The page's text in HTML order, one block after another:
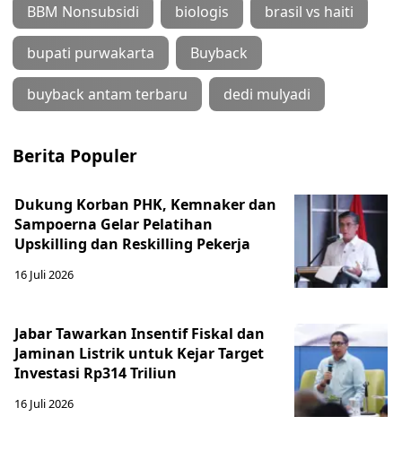
BBM Nonsubsidi biologis brasil vs haiti
bupati purwakarta Buyback
buyback antam terbaru dedi mulyadi
Berita Populer
Dukung Korban PHK, Kemnaker dan
Sampoerna Gelar Pelatihan
Upskilling dan Reskilling Pekerja
16 Juli 2026
Jabar Tawarkan Insentif Fiskal dan
Jaminan Listrik untuk Kejar Target
Investasi Rp314 Triliun
16 Juli 2026